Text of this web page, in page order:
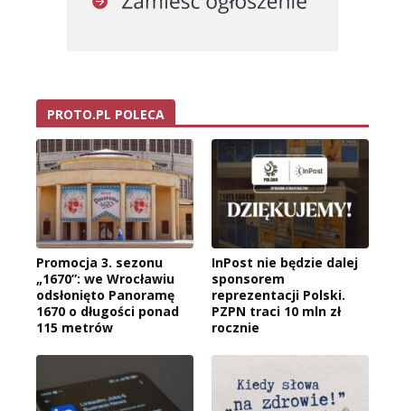
PROTO.PL POLECA
Promocja 3. sezonu
„1670”: we Wrocławiu
odsłonięto Panoramę
1670 o długości ponad
115 metrów
InPost nie będzie dalej
sponsorem
reprezentacji Polski.
PZPN traci 10 mln zł
rocznie